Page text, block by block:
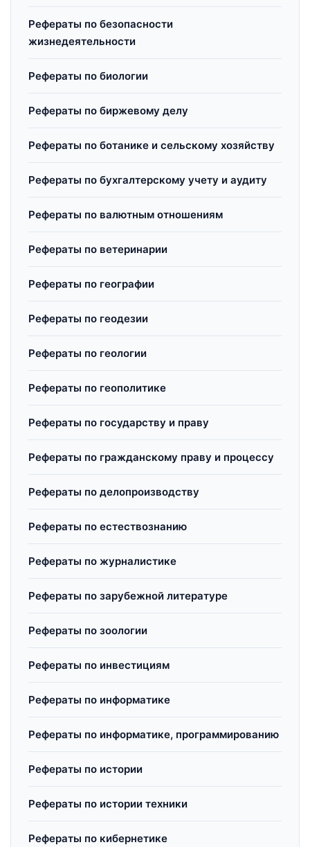
Рефераты по безопасности
жизнедеятельности
Рефераты по биологии
Рефераты по биржевому делу
Рефераты по ботанике и сельскому хозяйству
Рефераты по бухгалтерскому учету и аудиту
Рефераты по валютным отношениям
Рефераты по ветеринарии
Рефераты по географии
Рефераты по геодезии
Рефераты по геологии
Рефераты по геополитике
Рефераты по государству и праву
Рефераты по гражданскому праву и процессу
Рефераты по делопроизводству
Рефераты по естествознанию
Рефераты по журналистике
Рефераты по зарубежной литературе
Рефераты по зоологии
Рефераты по инвестициям
Рефераты по информатике
Рефераты по информатике, программированию
Рефераты по истории
Рефераты по истории техники
Рефераты по кибернетике